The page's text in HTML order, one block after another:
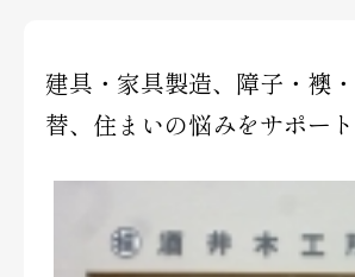
建具・家具製造、障子・襖
替、住まいの悩みをサポート